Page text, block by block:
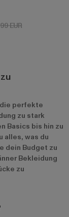
13,49 EUR
EURAktionspreis:
perfekte
zu stark
Basics bis hin zu
alles, was du
dein Budget zu
Bekleidung
zu